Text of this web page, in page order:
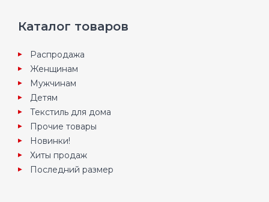
Каталог товаров
Распродажа
Женщинам
Мужчинам
Детям
Текстиль для дома
Прочие товары
Новинки!
Хиты продаж
Последний размер